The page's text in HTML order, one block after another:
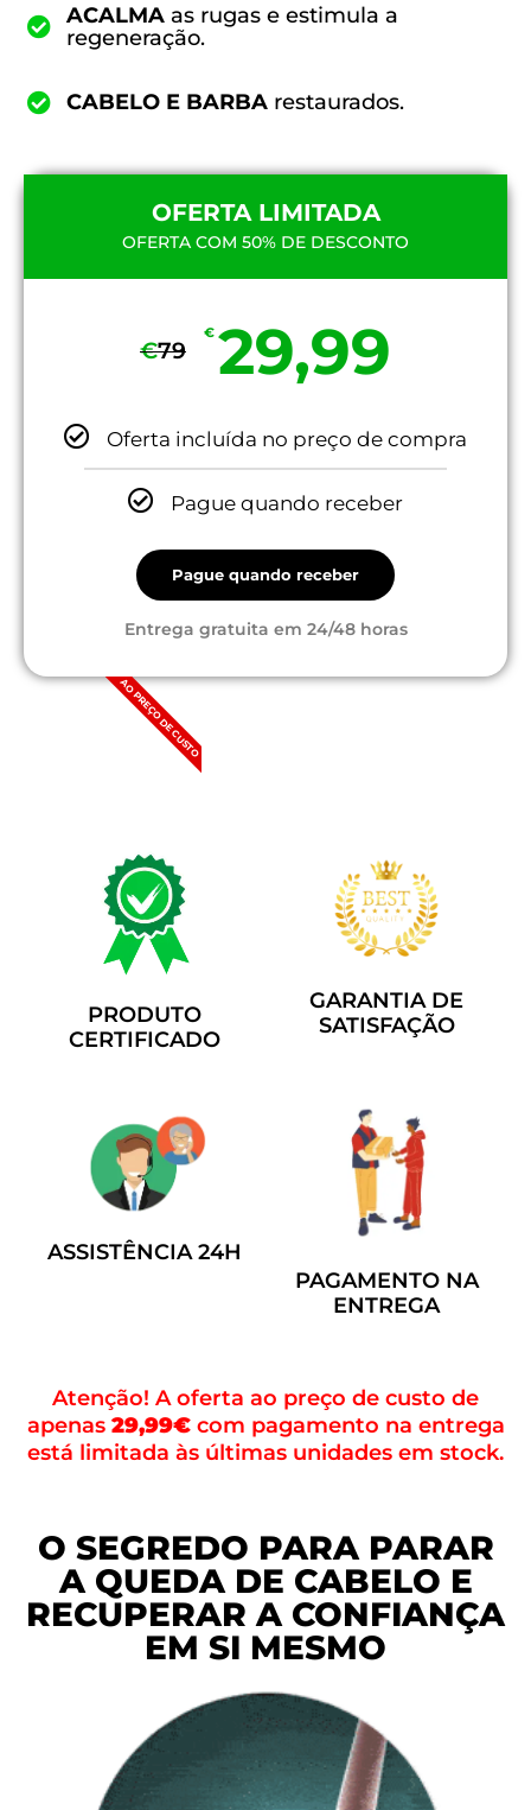
ACALMA as rugas e estimula a
regeneração.
CABELO E BARBA restaurados.
OFERTA LIMITADA
OFERTA COM 50% DE DESCONTO
€79
€ 29,99
Oferta incluída no preço de compra
Pague quando receber
Pague quando receber
Entrega gratuita em 24/48 horas
AO PREÇO DE CUSTO
PRODUTO
CERTIFICADO
GARANTIA DE
SATISFAÇÃO
ASSISTÊNCIA 24H
PAGAMENTO NA
ENTREGA
Atenção! A oferta ao preço de custo de
apenas 29,99€com pagamento na entrega
está limitada às últimas unidades em stock.
O SEGREDO PARA PARAR
A QUEDA DE CABELO E
RECUPERAR A CONFIANÇA
EM SI MESMO